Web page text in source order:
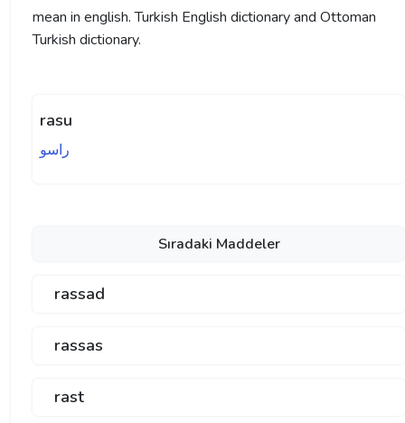
mean in english. Turkish English dictionary and Ottoman
Turkish dictionary.
rasu
راسو
Sıradaki Maddeler
rassad
rassas
rast